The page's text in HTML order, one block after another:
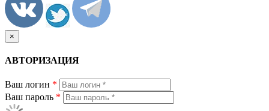
×
АВТОРИЗАЦИЯ
Ваш логин *
Ваш пароль *